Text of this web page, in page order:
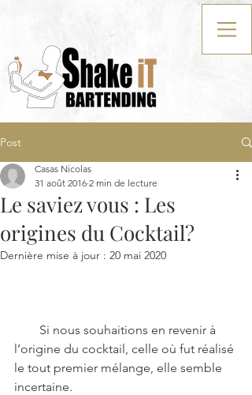
Post
Le saviez vous : Les
origines du Cocktail?
Casas Nicolas
31 août 2016 2 min de lecture
Dernière mise à jour : 20 mai 2020
l’origine du cocktail, celle où fut réalisé
le tout premier mélange, elle semble
incertaine.